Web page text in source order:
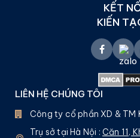
KẾT
KIẾN
LIÊN HỆ CHÚNG TÔI
Công ty cổ phần XD & TM
Trụ sở tại Hà Nội : Căn 11,